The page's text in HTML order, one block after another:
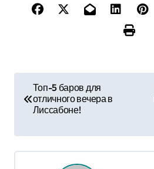
в
и
Топ-5 баров для
отличного вечера в
Лиссабоне!